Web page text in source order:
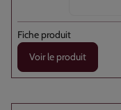
Voir le produit